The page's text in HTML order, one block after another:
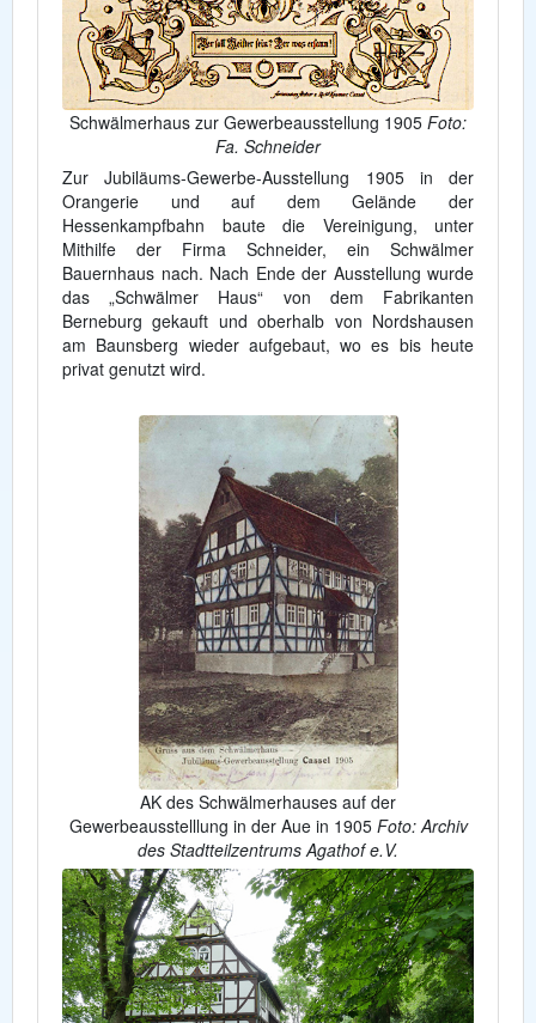
Schwälmerhaus zur Gewerbeausstellung 1905 Foto:
Fa. Schneider
Zur Jubiläums-Gewerbe-Ausstellung 1905 in der
Orangerie und auf dem Gelände der
Hessenkampfbahn baute die Vereinigung, unter
Mithilfe der Firma Schneider, ein Schwälmer
Bauernhaus nach. Nach Ende der Ausstellung wurde
das „Schwälmer Haus“ von dem Fabrikanten
Berneburg gekauft und oberhalb von Nordshausen
am Baunsberg wieder aufgebaut, wo es bis heute
privat genutzt wird.
AK des Schwälmerhauses auf der
Gewerbeausstelllung in der Aue in 1905 Foto: Archiv
des Stadtteilzentrums Agathof e.V.